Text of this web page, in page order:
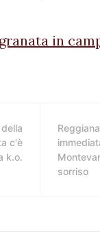
in
c'è
k.o.
sorriso